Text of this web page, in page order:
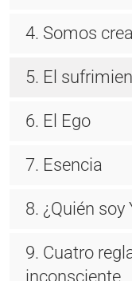
4. Somos
5. El
6. El Ego
7. Esencia
8. ¿Quién soy
9. Cuatro
inconsciente